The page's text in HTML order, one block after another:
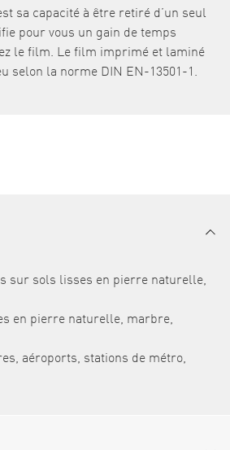
sa capacité à être retiré d’un seul
pour vous un gain de temps
le film. Le film imprimé et laminé
selon la norme DIN EN-13501-1.
sur sols lisses en pierre naturelle,
en pierre naturelle, marbre,
aéroports, stations de métro,